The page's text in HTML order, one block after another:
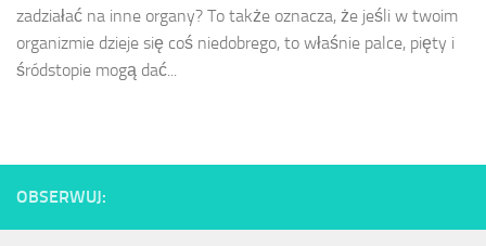
zadziałać na inne organy? To także oznacza, że jeśli w twoim
organizmie dzieje się coś niedobrego, to właśnie palce, pięty i
śródstopie mogą dać...
OBSERWUJ: